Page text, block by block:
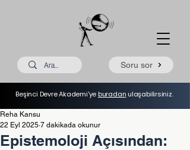
Soru sor
Beşinci Devre Akademi'ye buradan ulaşabilirsiniz.
Epistemoloji Açısından:
Reha Kansu
22 Eyl 2025 7 dakikada okunur